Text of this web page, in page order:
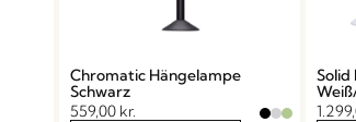
Chromatic Hängelampe
Schwarz
559,00 kr.
Solid